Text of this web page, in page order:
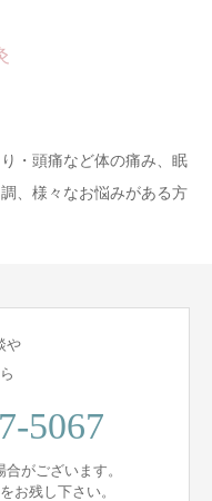
・頭痛など体の痛み、眠
、様々なお悩みがある方
や
5067
がございます。
お残し下さい。